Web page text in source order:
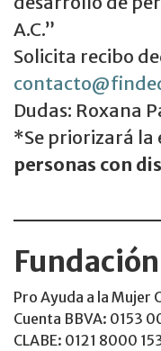
A.C.”
Solicita recibo
Dudas: Roxana
*Se priorizará la
personas con
Pro Ayuda a la Mujer
Cuenta BBVA: 0153
CLABE: 0121 8000